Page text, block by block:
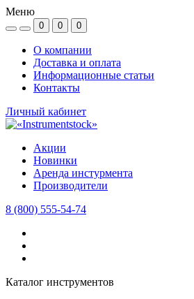
Меню
0 0 0
О компании
Доставка и оплата
Информационные статьи
Контакты
Личный кабинет
Акции
Новинки
Аренда инстурмента
Производители
8 (800) 555-54-74
Каталог инструментов